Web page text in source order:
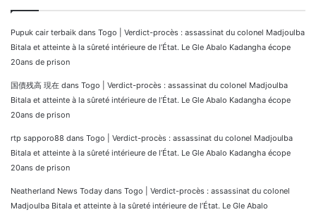
Pupuk cair terbaik dans Togo | Verdict-procès : assassinat du colonel Madjoulba
Bitala et atteinte à la sûreté intérieure de l’État. Le Gle Abalo Kadangha écope
20ans de prison
国債残高 現在 dans Togo | Verdict-procès : assassinat du colonel Madjoulba
Bitala et atteinte à la sûreté intérieure de l’État. Le Gle Abalo Kadangha écope
20ans de prison
rtp sapporo88 dans Togo | Verdict-procès : assassinat du colonel Madjoulba
Bitala et atteinte à la sûreté intérieure de l’État. Le Gle Abalo Kadangha écope
20ans de prison
Neatherland News Today dans Togo | Verdict-procès : assassinat du colonel
Madjoulba Bitala et atteinte à la sûreté intérieure de l’État. Le Gle Abalo